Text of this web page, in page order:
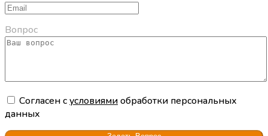
Вопрос
Cогласен сусловиямиобработки персональных
данных